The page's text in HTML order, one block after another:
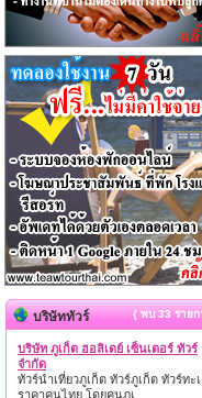
บริษัททัวร์ { พบ 33 รายก
บริษัท ภูเก็ต ฮอลิเดย์ เซ็นเตอร์ ทัวร์
จำกัด
ทัวร์นำเที่ยวภูเก็ต ทัวร์ภูเก็ต ทัวร์ทะ
ราคาคนไทย โดยคนภูเ